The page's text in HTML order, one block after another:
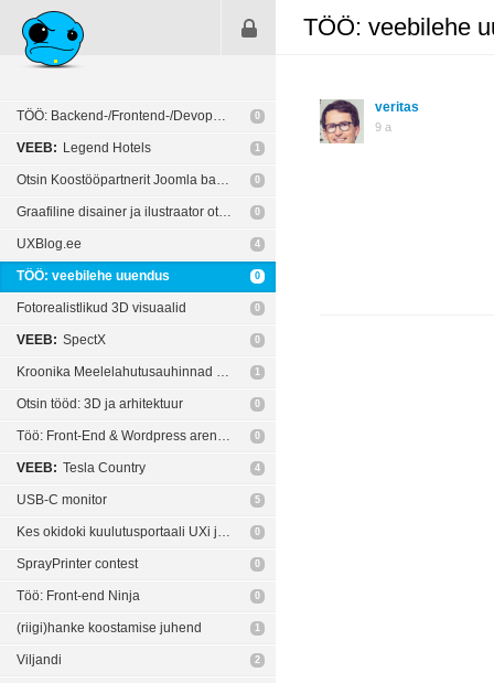
TÖÖ: Backend-/Frontend-/Devops arendajad 0
VEEB: Legend Hotels 1
Otsin Koostööpartnerit Joomla baasil kodulehe arendamiseks. 0
Graafiline disainer ja ilustraator otsib tööd! 0
UXBlog.ee 4
TÖÖ: veebilehe uuendus 0
Fotorealistlikud 3D visuaalid 0
VEEB: SpectX 0
Kroonika Meelelahutusauhinnad 2017 1
Otsin tööd: 3D ja arhitektuur 0
Töö: Front-End & Wordpress arendaja 0
VEEB: Tesla Country 4
USB-C monitor 5
Kes okidoki kuulutusportaali UXi ja disaini tegi? 0
SprayPrinter contest 0
Töö: Front-end Ninja 0
(riigi)hanke koostamise juhend 1
Viljandi 2
TÖÖ: veebilehe
veritas
9 a